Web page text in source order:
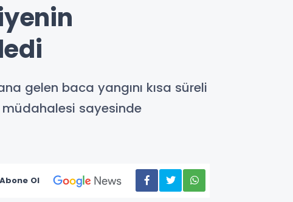
gelen baca yangını kısa süreli
müdahalesi sayesinde
Abone Ol